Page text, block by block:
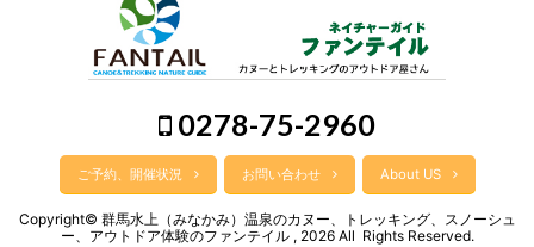
0278-75-2960
ご予約、開催状況 お問い合わせ About US
Copyright© 群馬水上（みなかみ）温泉のカヌー、トレッキング、スノーシュ
ー、アウトドア体験のファンテイル , 2026 All Rights Reserved.